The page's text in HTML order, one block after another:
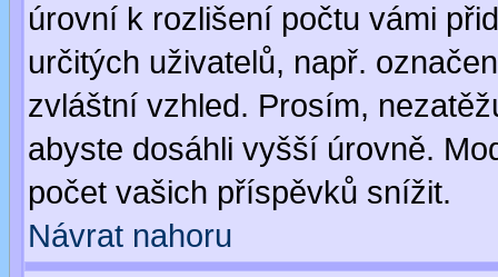
úrovní k rozlišení počtu vámi
určitých uživatelů, např.
zvláštní vzhled. Prosím,
abyste dosáhli vyšší úrovně.
počet vašich příspěvků snížit.
Návrat nahoru